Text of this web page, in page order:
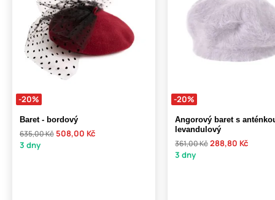
-20%
Baret - bordový
635,00 Kč 508,00 Kč
3 dny
-20%
Angorový baret s
levandulový
361,00 Kč288,80 Kč
3 dny